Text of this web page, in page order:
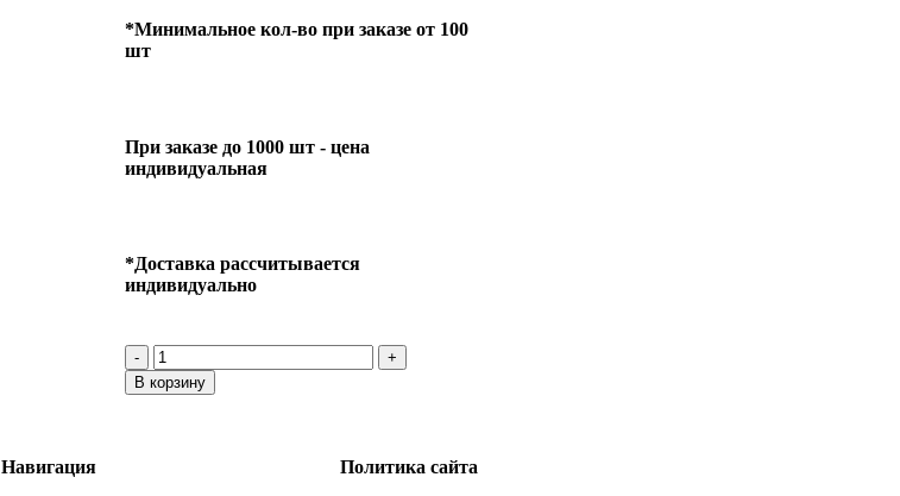
*Минимальное кол-во при заказе от 100
шт
При заказе до 1000 шт - цена
индивидуальная
*Доставка рассчитывается
индивидуально
В корзину
Навигация Политика сайта